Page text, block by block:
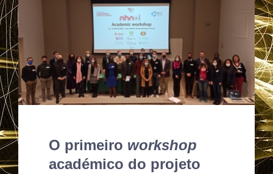
O primeiro workshop
académico do projeto